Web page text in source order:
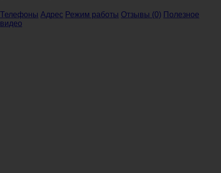
Телефоны Адрес Режим работы Отзывы (0) Полезное
видео